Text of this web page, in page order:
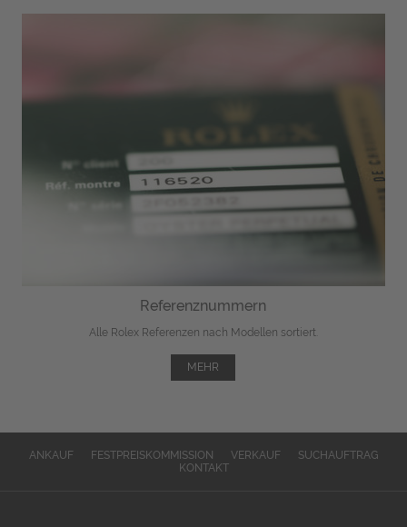
Referenznummern
Alle Rolex Referenzen nach Modellen sortiert.
MEHR
ANKAUF FESTPREISKOMMISSION VERKAUF
SUCHAUFTRAG
KONTAKT